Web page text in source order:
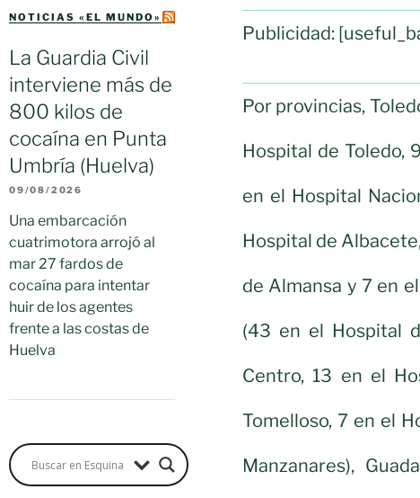
NOTICIAS «EL MUNDO»
La Guardia Civil
interviene más de
800 kilos de
cocaína en Punta
Umbría (Huelva)
09/08/2026
Una embarcación
cuatrimotora arrojó al
mar 27 fardos de
cocaína para intentar
huir de los agentes
frente a las costas de
Huelva
Publicidad:
Por provincias,
Hospital de Toledo,
en el Hospital
Hospital de
de Almansa y 7 en
(43 en el Hospital
Centro, 13 en el
Tomelloso, 7 en el
Manzanares),